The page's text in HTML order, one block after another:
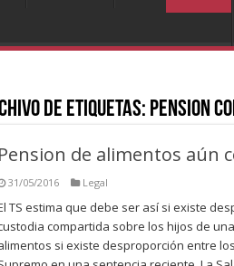
de Etiquetas: pension
Pension de alimentos aún
31/05/2016 Legal
TS estima que debe ser así si existe
compartida sobre los hijos de
si existe desproporción entre